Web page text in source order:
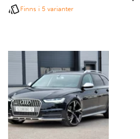
Finns i 5 varianter